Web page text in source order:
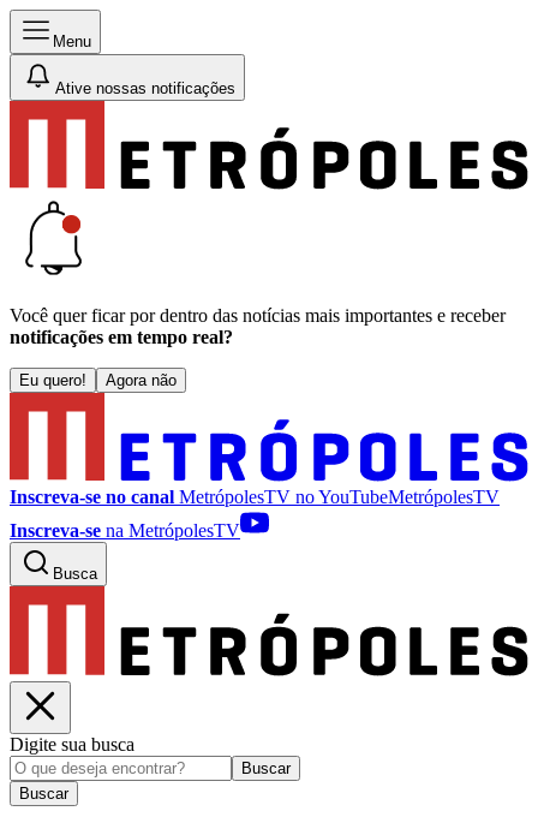
Menu
Ative nossas notificações
Você quer ficar por dentro das notícias mais importantes e receber
notificações em tempo real?
Eu quero! Agora não
Inscreva-se no canal MetrópolesTV noYouTubeMetrópolesTV
Inscreva-se na MetrópolesTV
Busca
Digite sua busca
Buscar
Buscar